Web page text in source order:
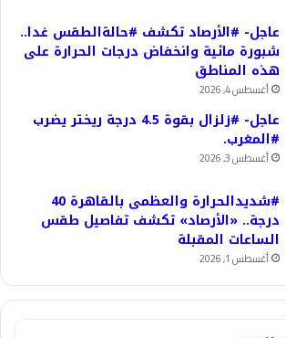
عاجل- #الأرصاد تكشف #حالةالطقس غدا..
شبورة مائية وانخفاض درجات الحرارة على
هذه المناطق
أغسطس 4, 2026
عاجل- #زلزال بقوة 4.5 درجة ريختر يضرب
#المغرب.
أغسطس 3, 2026
#شديدالحرارة والعظمى بالقاهرة 40
درجة.. «الأرصاد» تكشف تفاصيل طقس
الساعات المقبلة
أغسطس 1, 2026